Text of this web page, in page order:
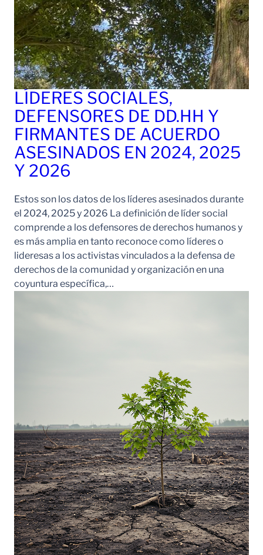
LÍDERES SOCIALES,
DEFENSORES DE DD.HH Y
FIRMANTES DE ACUERDO
ASESINADOS EN 2024, 2025
Y 2026
Estos son los datos de los líderes asesinados durante
el 2024, 2025 y 2026 La definición de líder social
comprende a los defensores de derechos humanos y
es más amplia en tanto reconoce como líderes o
lideresas a los activistas vinculados a la defensa de
derechos de la comunidad y organización en una
coyuntura específica,…